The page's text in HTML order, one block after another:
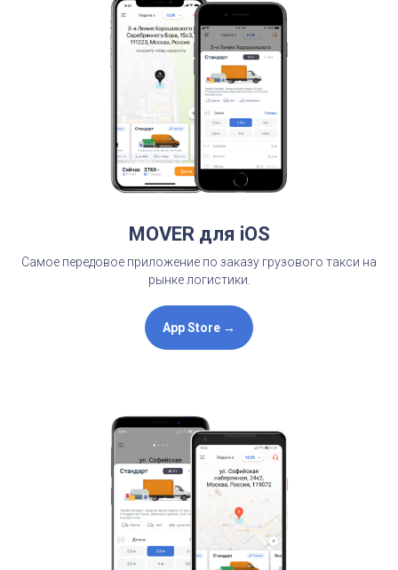
MOVER для iOS
Самое передовое приложение по заказу грузового такси на
рынке логистики.
App Store →